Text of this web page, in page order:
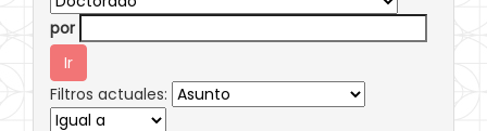
por
Filtros actuales: